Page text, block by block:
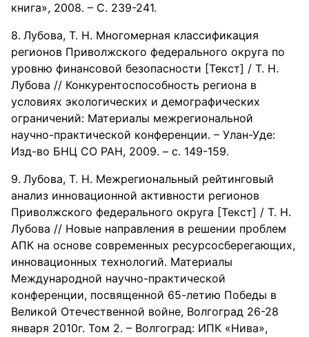
книга», 2008. – С. 239-241.
Лубова, Т. Н. Многомерная классификация
регионов Приволжского федерального округа по
уровню финансовой безопасности [Текст] / Т. Н.
Лубова // Конкурентоспособность региона в
условиях экологических и демографических
ограничений: Материалы межрегиональной
научно-практической конференции. – Улан-Уде:
Изд-во БНЦ СО РАН, 2009. – с. 149-159.
Лубова, Т. Н. Межрегиональный рейтинговый
анализ инновационной активности регионов
Приволжского федерального округа [Текст] / Т. Н.
Лубова // Новые направления в решении проблем
АПК на основе современных ресурсосберегающих,
инновационных технологий. Материалы
Международной научно-практической
конференции, посвященной 65-летию Победы в
Великой Отечественной войне, Волгоград 26-28
января 2010г. Том 2. – Волгоград: ИПК «Нива»,